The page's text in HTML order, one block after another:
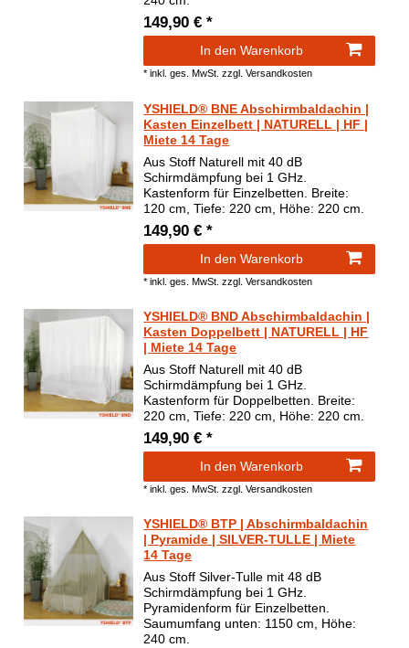
149,90 € *
In den Warenkorb
*inkl. ges. MwSt. zzgl.Versandkosten
YSHIELD® BNE Abschirmbaldachin |
Kasten Einzelbett | NATURELL | HF |
Miete 14 Tage
Aus Stoff Naturell mit 40 dB
Schirmdämpfung bei 1 GHz.
Kastenform für Einzelbetten. Breite:
120 cm, Tiefe: 220 cm, Höhe: 220 cm.
149,90 € *
In den Warenkorb
*inkl. ges. MwSt. zzgl.Versandkosten
YSHIELD® BND Abschirmbaldachin |
Kasten Doppelbett | NATURELL | HF
| Miete 14 Tage
Aus Stoff Naturell mit 40 dB
Schirmdämpfung bei 1 GHz.
Kastenform für Doppelbetten. Breite:
220 cm, Tiefe: 220 cm, Höhe: 220 cm.
149,90 € *
In den Warenkorb
*inkl. ges. MwSt. zzgl.Versandkosten
YSHIELD® BTP | Abschirmbaldachin
| Pyramide | SILVER-TULLE | Miete
14 Tage
Aus Stoff Silver-Tulle mit 48 dB
Schirmdämpfung bei 1 GHz.
Pyramidenform für Einzelbetten.
Saumumfang unten: 1150 cm, Höhe:
240 cm.